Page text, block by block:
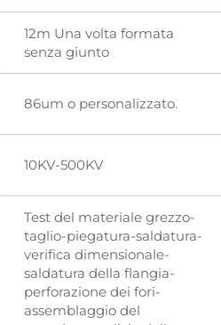
12m Una volta formata
senza giunto
86um o personalizzato.
10KV-500KV
Test del materiale grezzo-
taglio-piegatura-saldatura-
verifica dimensionale-
saldatura della flangia-
perforazione dei fori-
assemblaggio del